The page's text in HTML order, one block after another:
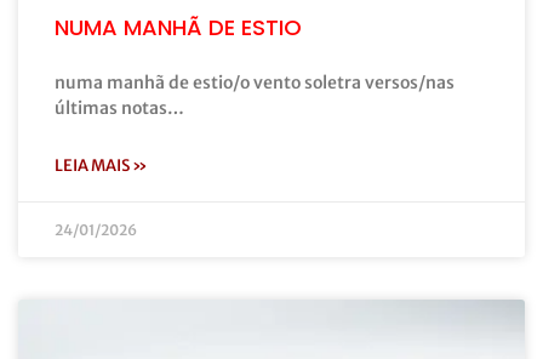
NUMA MANHÃ DE ESTIO
numa manhã de estio/o vento soletra versos/nas
últimas notas…
LEIA MAIS »
24/01/2026